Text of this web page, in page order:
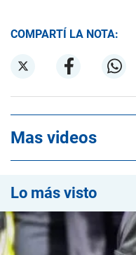
COMPARTÍ LA NOTA:
Mas videos
Lo más visto